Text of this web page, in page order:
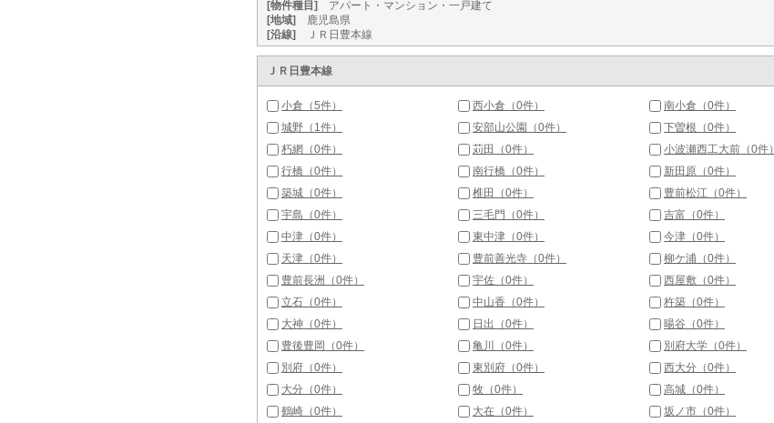
[物件種目]
アパート・マンション・一戸建て
[地域]
鹿児島県
[沿線]
ＪＲ日豊本線
ＪＲ日豊本線
小倉（5件） 西小倉（0件）
南小倉（0件）
城野（1件）
安部山公園（0件）
下曽根（0件）
朽網（0件）
苅田（0件）
小波瀬西工大前（0件）
行橋（0件）
南行橋（0件）
新田原（0件）
築城（0件）
椎田（0件）
豊前松江（0件）
宇島（0件）
三毛門（0件）
吉富（0件）
中津（0件）
東中津（0件）
今津（0件）
天津（0件）
豊前善光寺（0件）
柳ケ浦（0件）
豊前長洲（0件）
宇佐（0件）
西屋敷（0件）
立石（0件）
中山香（0件）
杵築（0件）
大神（0件）
日出（0件）
暘谷（0件）
豊後豊岡（0件）
亀川（0件）
別府大学（0件）
別府（0件）
東別府（0件）
西大分（0件）
大分（0件）
牧（0件）
高城（0件）
鶴崎（0件）
大在（0件）
坂ノ市（0件）